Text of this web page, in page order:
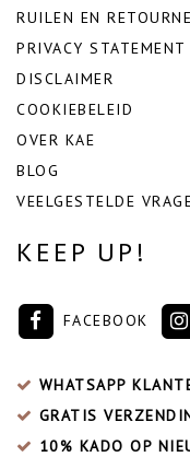
RUILEN EN
PRIVACY STATEMENT
DISCLAIMER
COOKIEBELEID
OVER KAE
BLOG
VEELGESTELDE
KEEP UP!
FACEBOOK
WHATSAPP
GRATIS
10% KADO OP